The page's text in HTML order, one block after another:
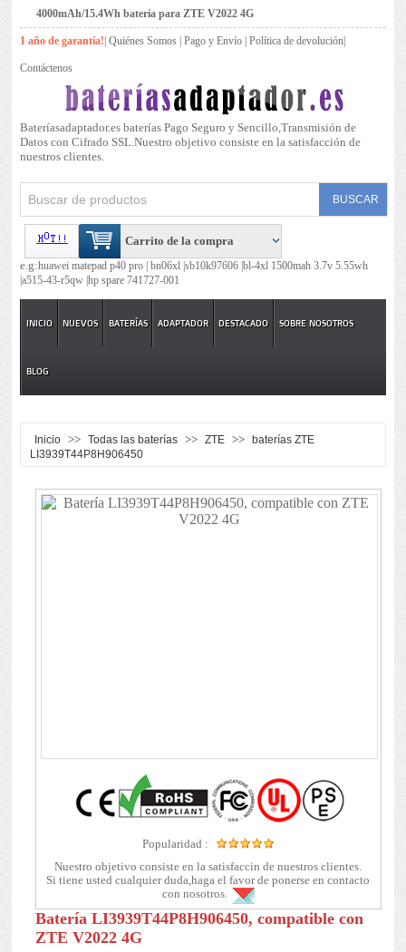
4000mAh/15.4Wh batería para ZTE V2022 4G
1 año de garantía! |Quiénes Somos |Pago y Envío |Política de devolución
Contáctenos
Bateríasadaptador.es baterías Pago Seguro y Sencillo,Transmisión de
Datos con Cifrado SSL.Nuestro objetivo consiste en la satisfacción de
nuestros clientes.
Carrito de la compra
e.g:huawei matepad p40 pro |bn06xl |sb10k97606 |bl-4xl 1500mah 3.7v 5.55wh
|a515-43-r5qw |hp spare 741727-001
INICIO NUEVOS BATERÍAS ADAPTADOR DESTACADO SOBRE NOSOTROS
BLOG
Inicio >> Todas las baterías >> ZTE >>
baterías ZTE
LI3939T44P8H906450
Popularidad :
Nuestro objetivo consiste en la satisfaccin de nuestros clientes.
Si tiene usted cualquier duda,haga el favor de ponerse en contacto
con nosotros.
Batería LI3939T44P8H906450, compatible con
ZTE V2022 4G